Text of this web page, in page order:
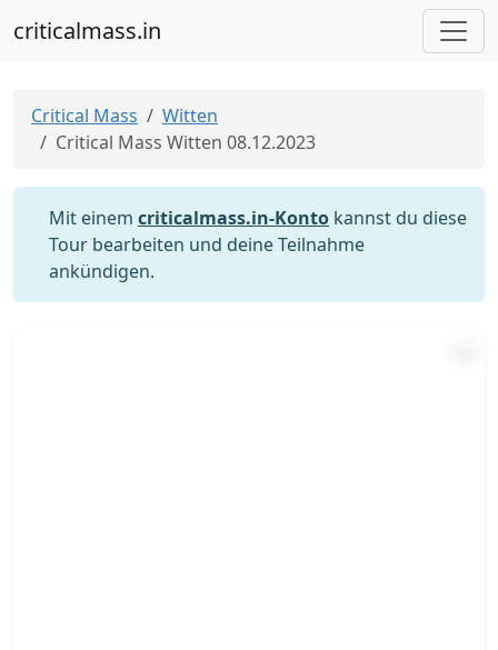
criticalmass.in
Critical Mass
Witten
Critical Mass Witten 08.12.2023
Mit einem criticalmass.in-Konto kannst du diese
Tour bearbeiten und deine Teilnahme
ankündigen.